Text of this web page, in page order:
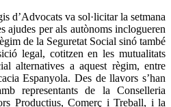
d’Advocats va sol·licitar la setmana
ajudes per als autònoms inclogueren
de la Seguretat Social sinó també
legal, cotitzen en les mutualitats
alternatives a aquest règim, entre
Espanyola. Des de llavors s’han
representants de la Conselleria
Productius, Comerç i Treball, i la